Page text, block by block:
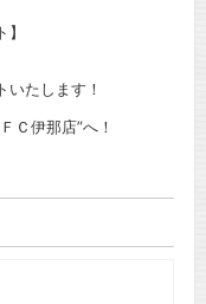
いたします！
Ｃ伊那店”へ！